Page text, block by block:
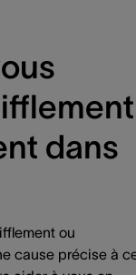
dans
ou
cause précise à